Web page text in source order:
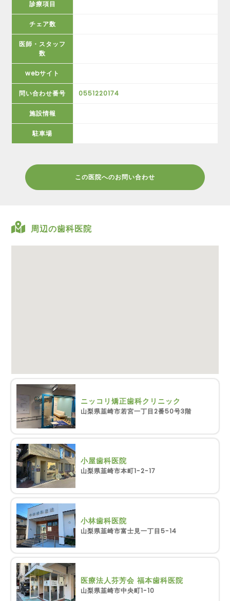
診療項目
チェア数
医師・スタッフ
数
webサイト
問い合わせ番号 0551220174
施設情報
駐車場
この医院へのお問い合わせ
周辺の歯科医院
ニッコリ矯正歯科クリニック
山梨県韮崎市若宮一丁目2番50号3階
小屋歯科医院
山梨県韮崎市本町1-2-17
小林歯科医院
山梨県韮崎市富士見一丁目5-14
医療法人芬芳会 福本歯科医院
山梨県韮崎市中央町1-10